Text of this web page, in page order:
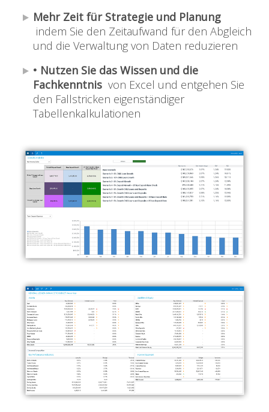
Mehr Zeit für Strategie und Planung
indem Sie den Zeitaufwand für den Abgleich
und die Verwaltung von Daten reduzieren
• Nutzen Sie das Wissen und die
Fachkenntnis von Excel und entgehen Sie
den Fallstricken eigenständiger
Tabellenkalkulationen